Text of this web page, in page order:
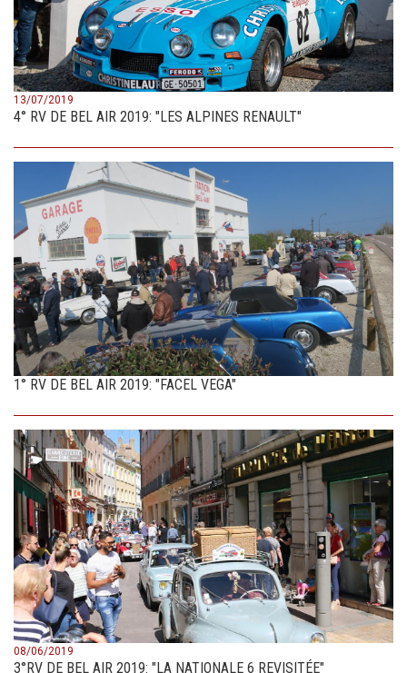
13/07/2019
4° RV DE BEL AIR 2019: "LES ALPINES RENAULT"
1° RV DE BEL AIR 2019: "FACEL VEGA"
08/06/2019
3°RV DE BEL AIR 2019: "LA NATIONALE 6 REVISITÉE"